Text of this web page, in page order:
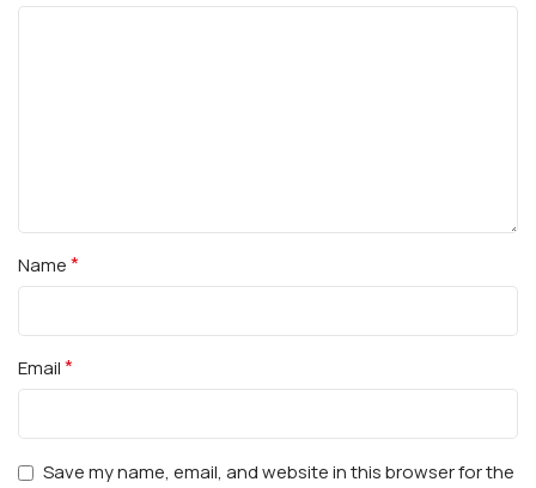
Name*
Email*
Save my name, email, and website in this browser for the